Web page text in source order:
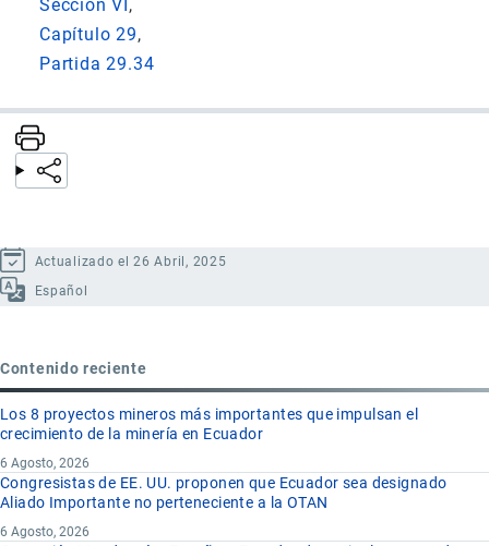
Sección VI
Capítulo 29
Partida 29.34
Actualizado el 26 Abril, 2025
Español
Contenido reciente
Los 8 proyectos mineros más importantes que impulsan el
crecimiento de la minería en Ecuador
6 Agosto, 2026
Congresistas de EE. UU. proponen que Ecuador sea designado
Aliado Importante no perteneciente a la OTAN
6 Agosto, 2026